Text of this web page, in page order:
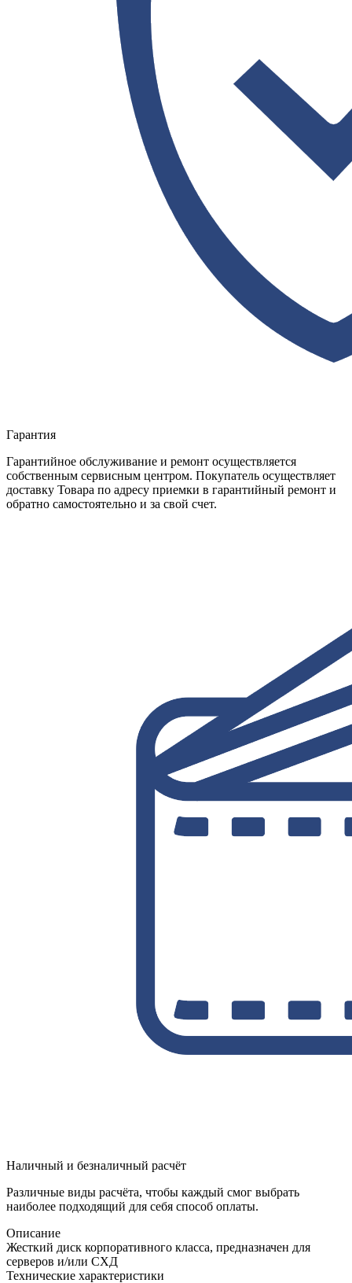
Гарантия
Гарантийное обслуживание и ремонт осуществляется
собственным сервисным центром. Покупатель осуществляет
доставку Товара по адресу приемки в гарантийный ремонт и
обратно самостоятельно и за свой счет.
Наличный и безналичный расчёт
Различные виды расчёта, чтобы каждый смог выбрать
наиболее подходящий для себя способ оплаты.
Описание
Жесткий диск корпоративного класса, предназначен для
серверов и/или СХД
Технические характеристики